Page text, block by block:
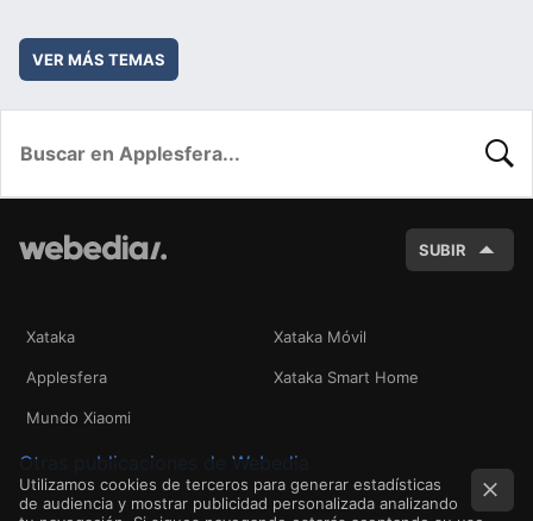
VER MÁS TEMAS
SUBIR
Xataka Xataka Móvil
Applesfera Xataka Smart Home
Mundo Xiaomi
Otras publicaciones de Webedia
Utilizamos cookies de terceros para generar estadísticas
de audiencia y mostrar publicidad personalizada analizando